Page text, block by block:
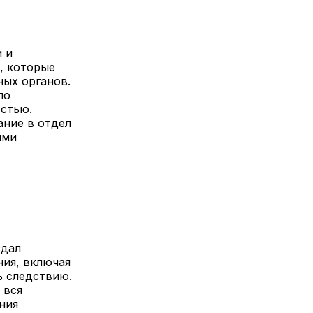
и
которые
органов.
в отдел
включая
следствию.